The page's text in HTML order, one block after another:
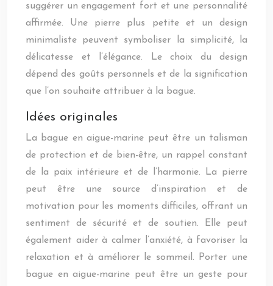
suggérer un engagement fort et une personnalité
affirmée. Une pierre plus petite et un design
minimaliste peuvent symboliser la simplicité, la
délicatesse et l’élégance. Le choix du design
dépend des goûts personnels et de la signification
que l’on souhaite attribuer à la bague.
Idées originales
La bague en aigue-marine peut être un talisman
de protection et de bien-être, un rappel constant
de la paix intérieure et de l’harmonie. La pierre
peut être une source d’inspiration et de
motivation pour les moments difficiles, offrant un
sentiment de sécurité et de soutien. Elle peut
également aider à calmer l’anxiété, à favoriser la
relaxation et à améliorer le sommeil. Porter une
bague en aigue-marine peut être un geste pour